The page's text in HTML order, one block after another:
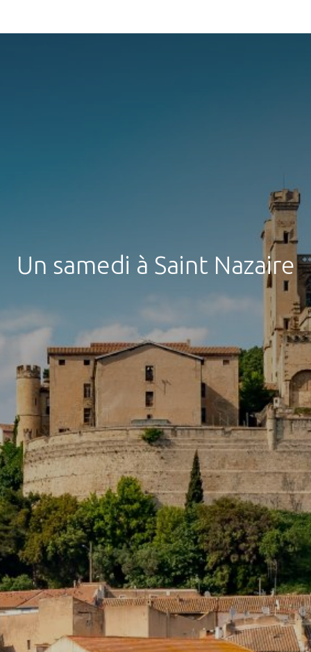
Un samedi à Saint Nazaire